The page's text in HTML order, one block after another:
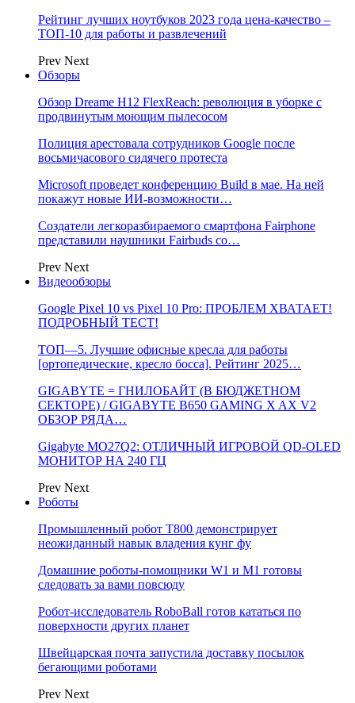
Рейтинг лучших ноутбуков 2023 года цена-качество –
ТОП-10 для работы и развлечений
Prev Next
Обзоры
Обзор Dreame H12 FlexReach: революция в уборке с
продвинутым моющим пылесосом
Полиция арестовала сотрудников Google после
восьмичасового сидячего протеста
Microsoft проведет конференцию Build в мае. На ней
покажут новые ИИ-возможности…
Создатели легкоразбираемого смартфона Fairphone
представили наушники Fairbuds со…
Prev Next
Видеообзоры
Google Pixel 10 vs Pixel 10 Pro: ПРОБЛЕМ ХВАТАЕТ!
ПОДРОБНЫЙ ТЕСТ!
ТОП—5. Лучшие офисные кресла для работы
[ортопедические, кресло босса]. Рейтинг 2025…
GIGABYTE = ГНИЛОБАЙТ (В БЮДЖЕТНОМ
СЕКТОРЕ) / GIGABYTE B650 GAMING X AX V2
ОБЗОР РЯДА…
Gigabyte MO27Q2: ОТЛИЧНЫЙ ИГРОВОЙ QD-OLED
МОНИТОР НА 240 ГЦ
Prev Next
Роботы
Промышленный робот Т800 демонстрирует
неожиданный навык владения кунг фу
Домашние роботы-помощники W1 и M1 готовы
следовать за вами повсюду
Робот-исследователь RoboBall готов кататься по
поверхности других планет
Швейцарская почта запустила доставку посылок
бегающими роботами
Prev Next